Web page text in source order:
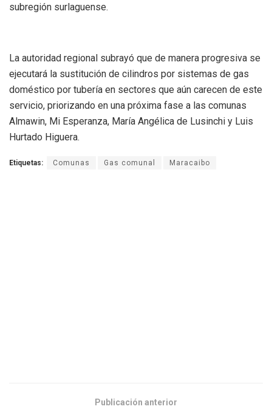
subregión surlaguense.
La autoridad regional subrayó que de manera progresiva se
ejecutará la sustitución de cilindros por sistemas de gas
doméstico por tubería en sectores que aún carecen de este
servicio, priorizando en una próxima fase a las comunas
Almawin, Mi Esperanza, María Angélica de Lusinchi y Luis
Hurtado Higuera.
Etiquetas: Comunas Gas comunal Maracaibo
Publicación anterior